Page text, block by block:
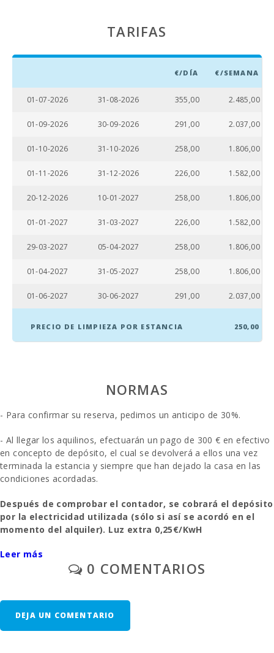
playa (m):
restaurantes
(m):
Pueblo
tren
Palma (km):
Estación de
autobuses (m):
Distancia al
aeropuerto
(кm):
comedor:
Sala de estar:
Cuarto de
bañera :
Baños en suit:
Cuna de bebe:
dos camas
TARIFAS
€/DÍA €/SEMANA
01-07-2026 31-08-2026 355,00 2.485,00
01-09-2026 30-09-2026 291,00 2.037,00
01-10-2026 31-10-2026 258,00 1.806,00
01-11-2026 31-12-2026 226,00 1.582,00
20-12-2026 10-01-2027 258,00 1.806,00
01-01-2027 31-03-2027 226,00 1.582,00
29-03-2027 05-04-2027 258,00 1.806,00
01-04-2027 31-05-2027 258,00 1.806,00
01-06-2027 30-06-2027 291,00 2.037,00
PRECIO DE LIMPIEZA POR ESTANCIA 250,00
NORMAS
- Para confirmar su reserva, pedimos un anticipo de 30%.
- Al llegar los aquilinos, efectuarán un pago de 300 € en efectivo
en concepto de depósito, el cual se devolverá a ellos una vez
terminada la estancia y siempre que han dejado la casa en las
condiciones acordadas.
Después de comprobar el contador, se cobrará el depósito
por la electricidad utilizada (sólo si así se acordó en el
momento del alquiler). Luz extra 0,25€/KwH
- La limpieza final se paga por separado - 190 euros.
- A solicitud previa: una cuna y una silla alta - 8€ por dia.
- Segunda unidad de cuna - 10 € por día.
Leer más
0 COMENTARIOS
DEJA UN COMENTARIO